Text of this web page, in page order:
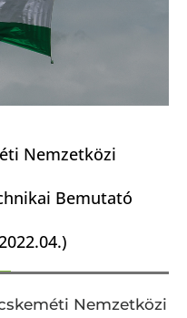
Nemzetközi
Bemutató
Nemzetközi